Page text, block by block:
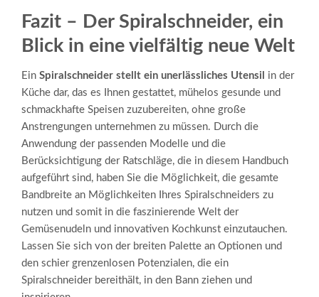
Fazit – Der Spiralschneider, ein
Blick in eine vielfältig neue Welt
Ein Spiralschneider stellt ein unerlässliches Utensil
in der
Küche dar, das es Ihnen gestattet, mühelos gesunde und
schmackhafte Speisen zuzubereiten, ohne große
Anstrengungen unternehmen zu müssen. Durch die
Anwendung der passenden Modelle und die
Berücksichtigung der Ratschläge, die in diesem Handbuch
aufgeführt sind, haben Sie die Möglichkeit, die gesamte
Bandbreite an Möglichkeiten Ihres Spiralschneiders zu
nutzen und somit in die faszinierende Welt der
Gemüsenudeln und innovativen Kochkunst einzutauchen.
Lassen Sie sich von der breiten Palette an Optionen und
den schier grenzenlosen Potenzialen, die ein
Spiralschneider bereithält, in den Bann ziehen und